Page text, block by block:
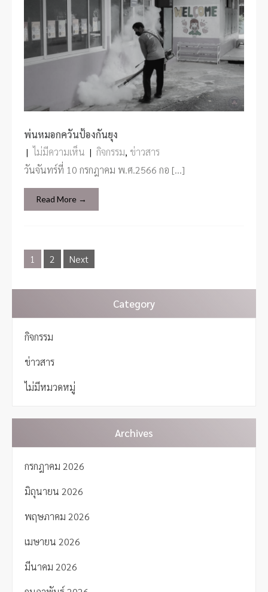
พ่นหมอกควันป้องกันยุง
| ไม่มีความเห็น | กิจกรรม, ข่าวสาร
วันจันทร์ที่ 10 กรกฎาคม พ.ศ.2566 กอ […]
Read More →
P
t
n
v
g
a
t
o
1 2 Next
Category
กิจกรรม
ข่าวสาร
ไม่มีหมวดหมู่
Archives
กรกฎาคม 2026
มิถุนายน 2026
พฤษภาคม 2026
เมษายน 2026
มีนาคม 2026